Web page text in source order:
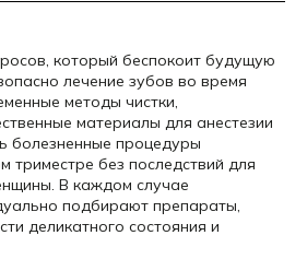
который беспокоит будущую
лечение зубов во время
методы чистки,
материалы для анестезии
болезненные процедуры
триместре без последствий для
В каждом случае
подбирают препараты,
деликатного состояния и